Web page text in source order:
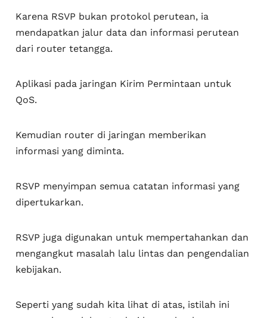
Karena RSVP bukan protokol perutean, ia
mendapatkan jalur data dan informasi perutean
dari router tetangga.
Aplikasi pada jaringan Kirim Permintaan untuk
QoS.
Kemudian router di jaringan memberikan
informasi yang diminta.
RSVP menyimpan semua catatan informasi yang
dipertukarkan.
RSVP juga digunakan untuk mempertahankan dan
mengangkut masalah lalu lintas dan pengendalian
kebijakan.
Seperti yang sudah kita lihat di atas, istilah ini